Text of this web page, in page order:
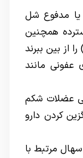
یا مدفوع شل
همچنین
از بین ببرند
مانند
عضلات شکم
کردن دارو
مرتبط با